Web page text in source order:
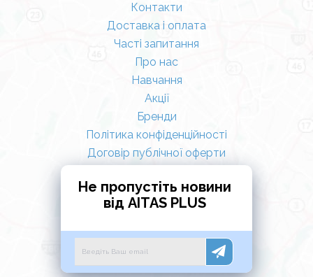
Контакти
Доставка і оплата
Часті запитання
Про нас
Навчання
Акції
Бренди
Політика конфіденційності
Договір публічної оферти
Не пропустіть новини
від AITAS PLUS